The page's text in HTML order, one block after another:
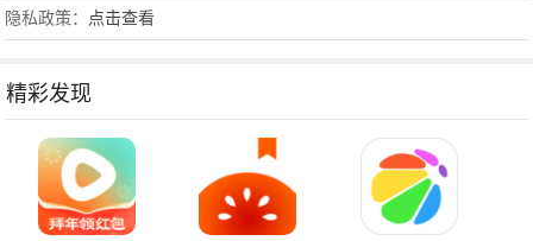
隐私政策： 点击查看
精彩发现